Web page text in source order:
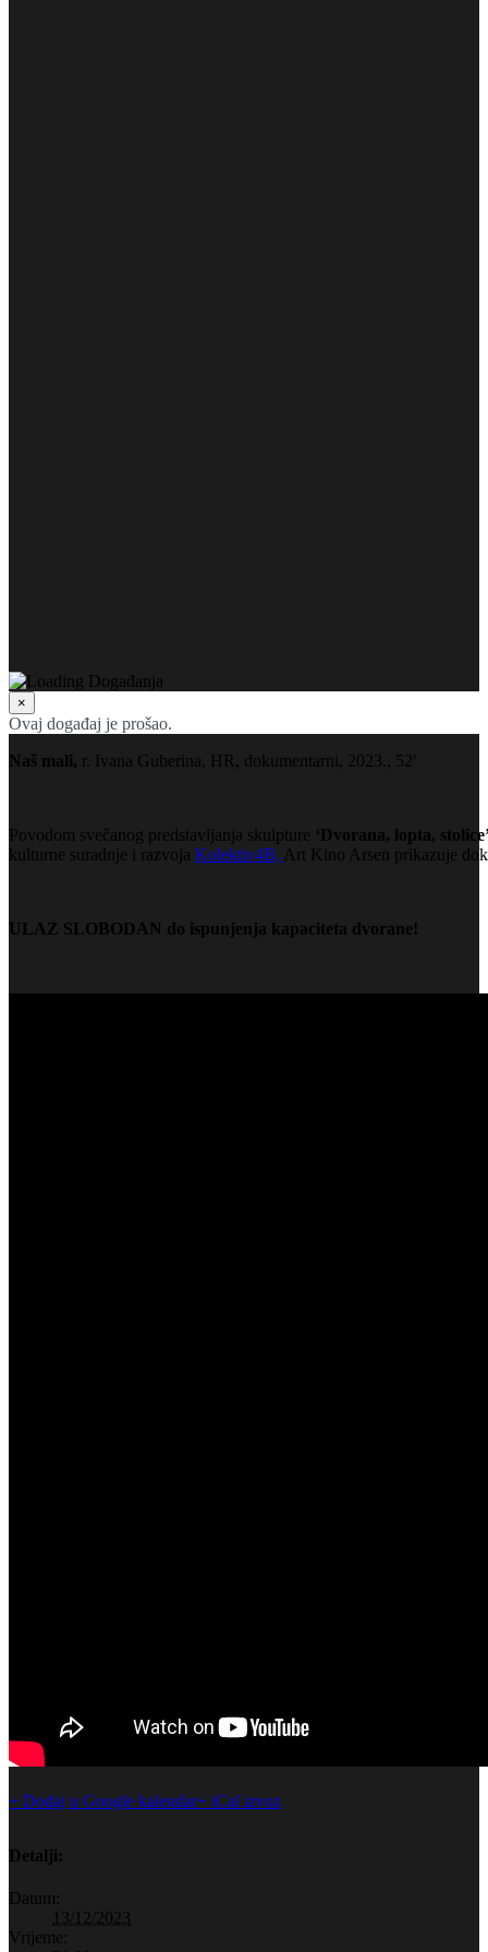
×
Ovaj događaj je prošao.
Naš mali, r. Ivana Guberina, HR, dokumentarni, 2023., 52′
Povodom svečanog predstavljanja skulpture ‘Dvorana, lopta,
kulturne suradnje i razvoja Kolektiv4B, Art Kino Arsen prikazuje
ULAZ SLOBODAN do ispunjenja kapaciteta dvorane!
+ Dodaj u Google kalendar+ iCal izvoz
Detalji:
Datum:
13/12/2023
Vrijeme: